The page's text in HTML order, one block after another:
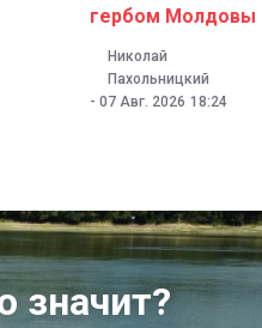
гербом Молдовы
Николай
Пахольницкий
- 07 Авг. 2026 18:24
значит?